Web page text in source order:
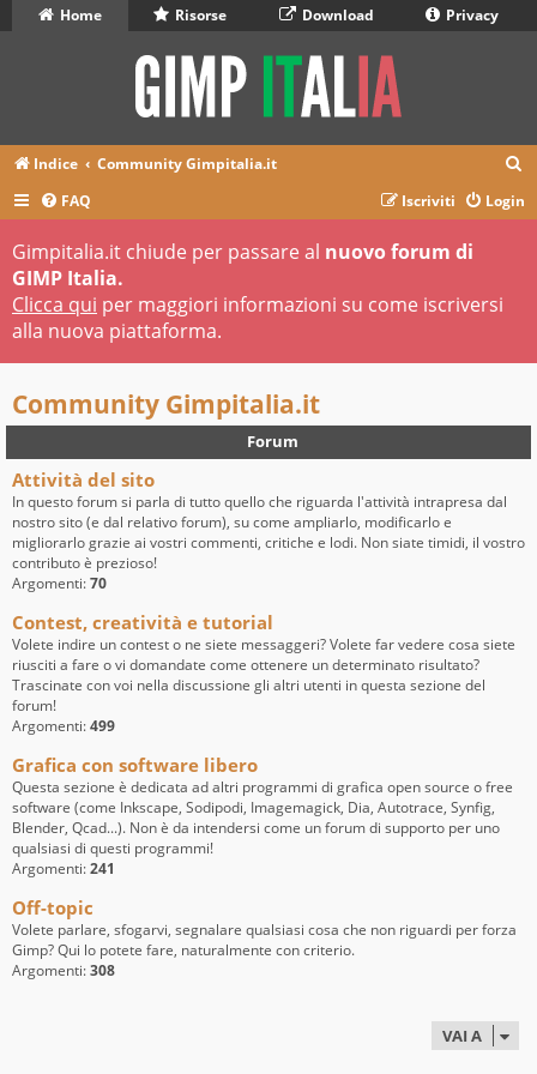
Home Risorse Download Privacy
Indice Community Gimpitalia.it
r
FAQ Login
Iscriviti
Gimpitalia.it chiude per passare al nuovo forum di
GIMP Italia.
Clicca qui per maggiori informazioni su come iscriversi
alla nuova piattaforma.
Community Gimpitalia.it
Forum
Attività del sito
In questo forum si parla di tutto quello che riguarda l'attività intrapresa dal
nostro sito (e dal relativo forum), su come ampliarlo, modificarlo e
migliorarlo grazie ai vostri commenti, critiche e lodi. Non siate timidi, il vostro
contributo è prezioso!
Argomenti:70
Contest, creatività e tutorial
Volete indire un contest o ne siete messaggeri? Volete far vedere cosa siete
riusciti a fare o vi domandate come ottenere un determinato risultato?
Trascinate con voi nella discussione gli altri utenti in questa sezione del
forum!
Argomenti:499
Grafica con software libero
Questa sezione è dedicata ad altri programmi di grafica open source o free
software (come Inkscape, Sodipodi, Imagemagick, Dia, Autotrace, Synfig,
Blender, Qcad...). Non è da intendersi come un forum di supporto per uno
qualsiasi di questi programmi!
Argomenti:241
Off-topic
Volete parlare, sfogarvi, segnalare qualsiasi cosa che non riguardi per forza
Gimp? Qui lo potete fare, naturalmente con criterio.
Argomenti:308
VAI A